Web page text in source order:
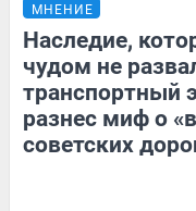
МНЕНИЕ
Наследие,
чудом не
транспортный
разнес миф о
советских